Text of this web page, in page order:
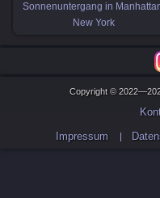
Sonnenuntergang in
New York
Copyright ©
Impressum